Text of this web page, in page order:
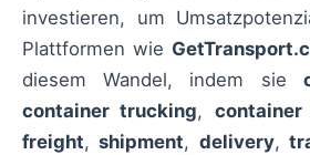
investieren, um
Plattformen wie
diesem Wandel, indem sie
container trucking,
freight,shipment, delivery,